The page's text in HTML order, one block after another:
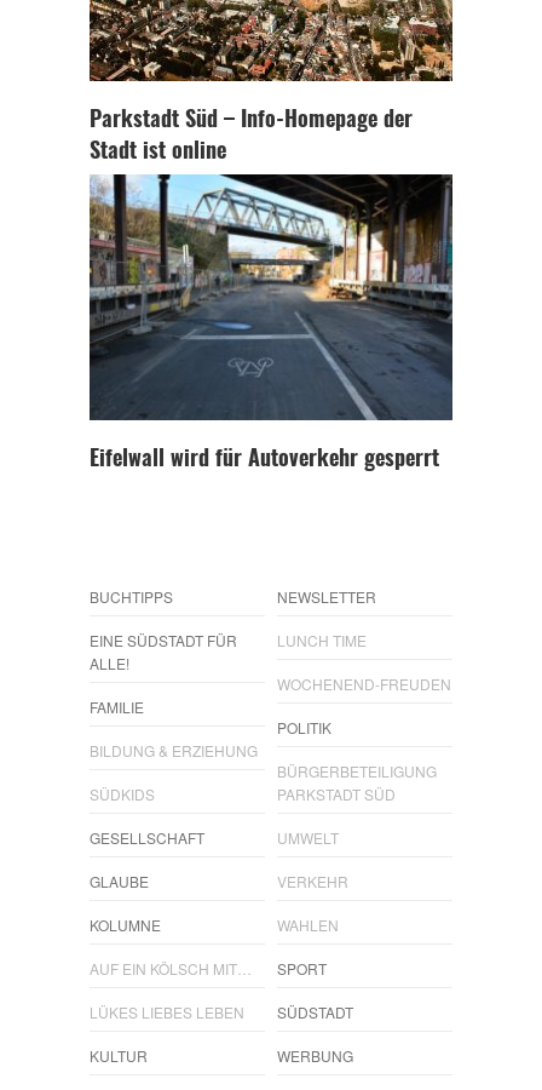
Parkstadt Süd – Info-Homepage der
Stadt ist online
Eifelwall wird für Autoverkehr gesperrt
BUCHTIPPS
EINE SÜDSTADT FÜR
ALLE!
FAMILIE
BILDUNG & ERZIEHUNG
SÜDKIDS
GESELLSCHAFT
GLAUBE
KOLUMNE
AUF EIN KÖLSCH MIT…
LÜKES LIEBES LEBEN
KULTUR
NEWSLETTER
LUNCH TIME
WOCHENEND-FREUDEN
POLITIK
BÜRGERBETEILIGUNG
PARKSTADT SÜD
UMWELT
VERKEHR
WAHLEN
SPORT
SÜDSTADT
WERBUNG